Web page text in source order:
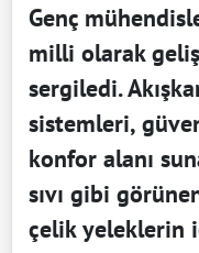
Genç
milli olarak
sergiledi.
sistemleri,
konfor alanı
sıvı gibi
çelik yeleklerin